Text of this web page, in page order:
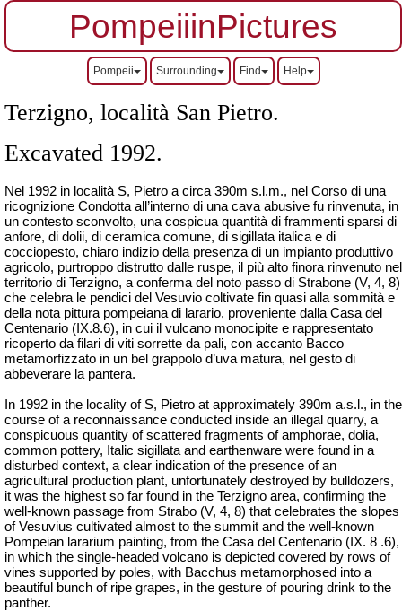
PompeiiinPictures
Pompeii Surrounding Find Help
Terzigno, località San Pietro.
Excavated 1992.
Nel 1992 in località S, Pietro a circa 390m s.l.m., nel Corso di una
ricognizione Condotta all’interno di una cava abusive fu rinvenuta, in
un contesto sconvolto, una cospicua quantità di frammenti sparsi di
anfore, di dolii, di ceramica comune, di sigillata italica e di
cocciopesto, chiaro indizio della presenza di un impianto produttivo
agricolo, purtroppo distrutto dalle ruspe, il più alto finora rinvenuto nel
territorio di Terzigno, a conferma del noto passo di Strabone (V, 4, 8)
che celebra le pendici del Vesuvio coltivate fin quasi alla sommità e
della nota pittura pompeiana di larario, proveniente dalla Casa del
Centenario (IX.8.6), in cui il vulcano monocipite e rappresentato
ricoperto da filari di viti sorrette da pali, con accanto Bacco
metamorfizzato in un bel grappolo d’uva matura, nel gesto di
abbeverare la pantera.
In 1992 in the locality of S, Pietro at approximately 390m a.s.l ., in the
course of a reconnaissance conducted inside an illegal quarry, a
conspicuous quantity of scattered fragments of amphorae, dolia,
common pottery, Italic sigillata and earthenware were found in a
disturbed context, a clear indication of the presence of an
agricultural production plant, unfortunately destroyed by bulldozers,
it was the highest so far found in the Terzigno area, confirming the
well-known passage from Strabo (V, 4, 8) that celebrates the slopes
of Vesuvius cultivated almost to the summit and the well-known
Pompeian lararium painting, from the Casa del Centenario (IX. 8 .6),
in which the single-headed volcano is depicted covered by rows of
vines supported by poles, with Bacchus metamorphosed into a
beautiful bunch of ripe grapes, in the gesture of pouring drink to the
panther.